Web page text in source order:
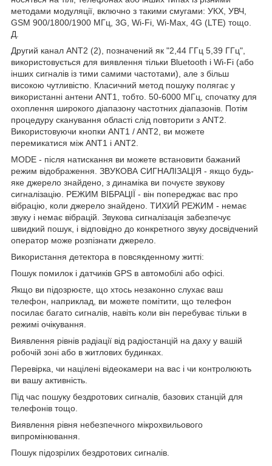
методами модуляції, включно з такими смугами: УКХ, УВЧ,
GSM 900/1800/1900 МГц, 3G, Wi-Fi, Wi-Max, 4G (LTE) тощо.
Д.
Другий канал ANT2 (2), позначений як "2,44 ГГц 5,39 ГГц",
використовується для виявлення тільки Bluetooth і Wi-Fi (або
інших сигналів із тими самими частотами), але з більш
високою чутливістю. Класичний метод пошуку полягає у
використанні антени ANT1, тобто. 50-6000 МГц, спочатку для
охоплення широкого діапазону частотних діапазонів. Потім
процедуру сканування області слід повторити з ANT2.
Використовуючи кнопки ANT1 / ANT2, ви можете
перемикатися між ANT1 і ANT2.
MODE - після натискання ви можете встановити бажаний
режим відображення. ЗВУКОВА СИГНАЛІЗАЦІЯ - якщо будь-
яке джерело знайдено, з динаміка ви почуєте звукову
сигналізацію. РЕЖИМ ВІБРАЦІЇ - він попереджає вас про
вібрацію, коли джерело знайдено. ТИХИЙ РЕЖИМ - немає
звуку і немає вібрацій. Звукова сигналізація забезпечує
швидкий пошук, і відповідно до конкретного звуку досвідчений
оператор може розпізнати джерело.
Використання детектора в повсякденному житті:
Пошук помилок і датчиків GPS в автомобілі або офісі.
Якщо ви підозрюєте, що хтось незаконно слухає ваш
телефон, наприклад, ви можете помітити, що телефон
посилає багато сигналів, навіть коли він перебуває тільки в
режимі очікування.
Виявлення рівнів радіації від радіостанцій на даху у вашій
робочій зоні або в житлових будинках.
Перевірка, чи націлені відеокамери на вас і чи контролюють
ви вашу активність.
Під час пошуку бездротових сигналів, базових станцій для
телефонів тощо.
Виявлення рівня небезпечного мікрохвильового
випромінювання.
Пошук підозрілих бездротових сигналів.